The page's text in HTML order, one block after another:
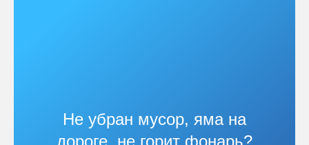
Не убран мусор, яма на